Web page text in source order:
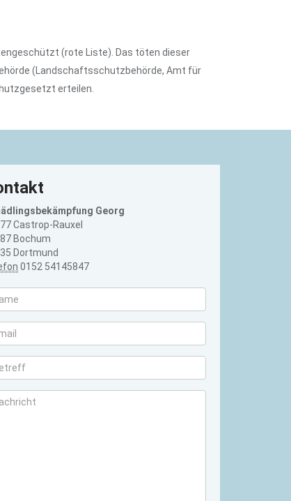
(rote Liste). Das töten dieser
(Landschaftsschutzbehörde, Amt für
erteilen.
Georg
Castrop-Rauxel
Bochum
Dortmund
0152 54145847